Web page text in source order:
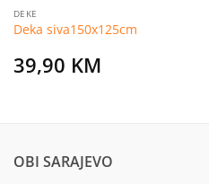
DEKE
Deka siva150x125cm
39,90 KM
OBI SARAJEVO